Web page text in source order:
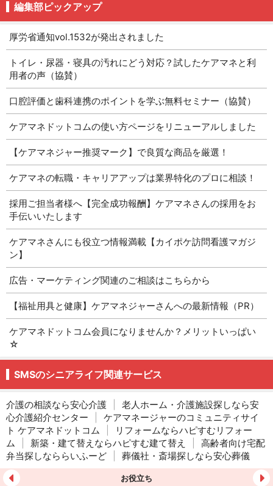
編集部ピックアップ
厚労省通知vol.1532が発出されました
トイレ・尿器・寝具の汚れにどう対応？試したケアマネと利
用者の声（協賛）
口腔評価と歯科連携のポイントを学ぶ無料セミナー（協賛）
ケアマネドットコムの使い方ページをリニューアルしました
【ケアマネジャー推奨マーク】で良質な商品を厳選！
ケアマネの転職・キャリアアップは業界特化のプロに相談！
採用ご担当者様へ【完全成功報酬】ケアマネさんの採用をお
手伝いいたします
ケアマネさんにも役立つ情報満載【カイポケ訪問看護マガジ
ン】
広告・マーケティング関連のご相談はこちらから
【福祉用具と健康】ケアマネジャーさんへの最新情報（PR）
ケアマネドットコム会員になりませんか？メリットいっぱい
☆
SMSのシニアライフ関連サービス
介護の相談なら安心介護
老人ホーム・介護施設探しなら安
心介護紹介センター
ケアマネージャーのコミュニティサイ
ト ケアマネドットコム
リフォームならハピすむリフォー
ム
新築・建て替えならハピすむ建て替え
高齢者向け宅配
弁当探しなららいふーど
葬儀社・斎場探しなら安心葬儀
お役立ち